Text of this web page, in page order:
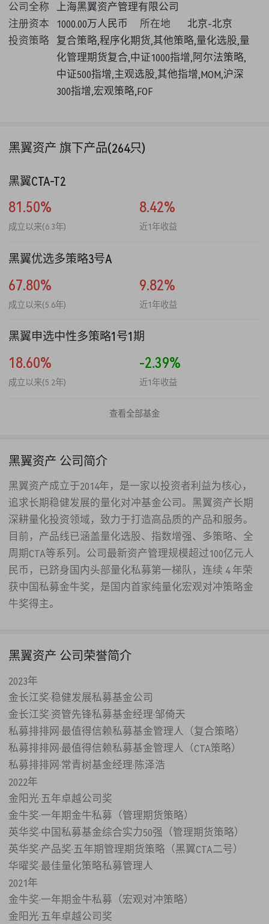
荣获 新兴策略2017年前三季度收益排行榜-管理期货策
略 第6名
荣获 新兴策略阳光私募2017年上半年收益排行榜-管理
期货策略-程序化期货 第 5
公司全称
上海黑翼资产管理有限公司
注册资本
1000.00万人民币 所在地
北京-北京
投资策略
复合策略,程序化期货,其他策略,量化选股,量
化管理期货复合,中证1000指增,阿尔法策略,
中证500指增,主观选股,其他指增,MOM,沪深
300指增,宏观策略,FOF
黑翼资产 旗下产品(264只)
黑翼CTA-T2
81.50%
成立以来(6.3年)
8.42%
近1年收益
黑翼优选多策略3号A
67.80%
成立以来(5.6年)
9.82%
近1年收益
黑翼申选中性多策略1号1期
18.60%
成立以来(5.2年)
-2.39%
近1年收益
查看全部基金
黑翼资产 公司简介
黑翼资产成立于2014年，是一家以投资者利益为核心，
追求长期稳健发展的量化对冲基金公司。黑翼资产长期
深耕量化投资领域，致力于打造高品质的产品和服务。
目前，产品线已涵盖量化选股、指数增强、多策略、全
周期CTA等系列。公司最新资产管理规模超过100亿元人
民币，已跻身国内头部量化私募第一梯队，连续 4 年荣
获中国私募金牛奖，是国内首家纯量化宏观对冲策略金
牛奖得主。
黑翼资产 公司荣誉简介
2023年
金长江奖·稳健发展私募基金公司
金长江奖·资管先锋私募基金经理·邹倚天
私募排排网·最值得信赖私募基金管理人（复合策略）
私募排排网·最值得信赖私募基金管理人（CTA策略）
私募排排网·常青树基金经理·陈泽浩
2022年
金阳光·五年卓越公司奖
金牛奖·一年期金牛私募（管理期货策略）
英华奖·中国私募基金综合实力50强（管理期货策略）
英华奖·产品奖·五年期管理期货策略（黑翼CTA二号）
华曜奖·最佳量化策略私募管理人
2021年
金牛奖·一年期金牛私募（宏观对冲策略）
金阳光·五年卓越公司奖